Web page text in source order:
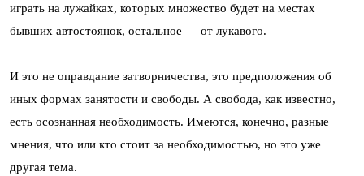
играть на лужайках, которых множество будет на местах
бывших автостоянок, остальное — от лукавого.
И это не оправдание затворничества, это предположения об
иных формах занятости и свободы. А свобода, как известно,
есть осознанная необходимость. Имеются, конечно, разные
мнения, что или кто стоит за необходимостью, но это уже
другая тема.